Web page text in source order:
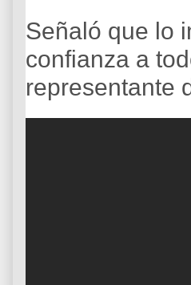
Señaló que lo
confianza a
representante